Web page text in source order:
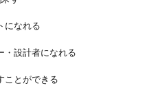
になれる
設計者になれる
ことができる